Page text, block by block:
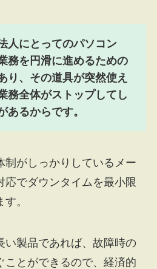
人にとってのパソコン
務を円滑に進めるための
り、その道具が突然使え
務全体がストップしてし
あるからです。
制がしっかりしているメー
応でダウンタイムを最小限
。
い製品であれば、故障時の
ことができるので、経済的